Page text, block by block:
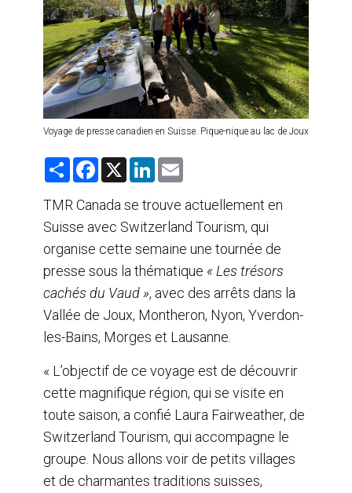
Voyage de presse canadien en Suisse. Pique-nique au lac de Joux
S
r
e
F
e
b
o
k
X
L
k
e
d
n
TMR Canada se trouve actuellement en
Suisse avec Switzerland Tourism, qui
organise cette semaine une tournée de
presse sous la thématique « Les trésors
cachés du Vaud », avec des arrêts dans la
Vallée de Joux, Montheron, Nyon, Yverdon-
les-Bains, Morges et Lausanne.
« L’objectif de ce voyage est de découvrir
cette magnifique région, qui se visite en
toute saison, a confié Laura Fairweather, de
Switzerland Tourism, qui accompagne le
groupe. Nous allons voir de petits villages
et de charmantes traditions suisses,